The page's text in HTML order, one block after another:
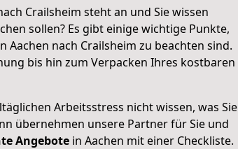
Crailsheim steht an und Sie wissen
sollen? Es gibt einige wichtige Punkte,
Aachen nach Crailsheim zu beachten sind.
bis hin zum Verpacken Ihres kostbaren
Arbeitsstress nicht wissen, was Sie
übernehmen unsere Partner für Sie und
Angebote in Aachen mit einer Checkliste.